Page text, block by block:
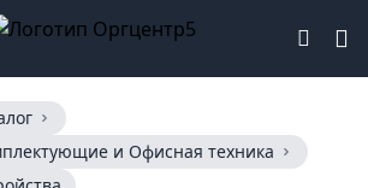
и Офисная техника